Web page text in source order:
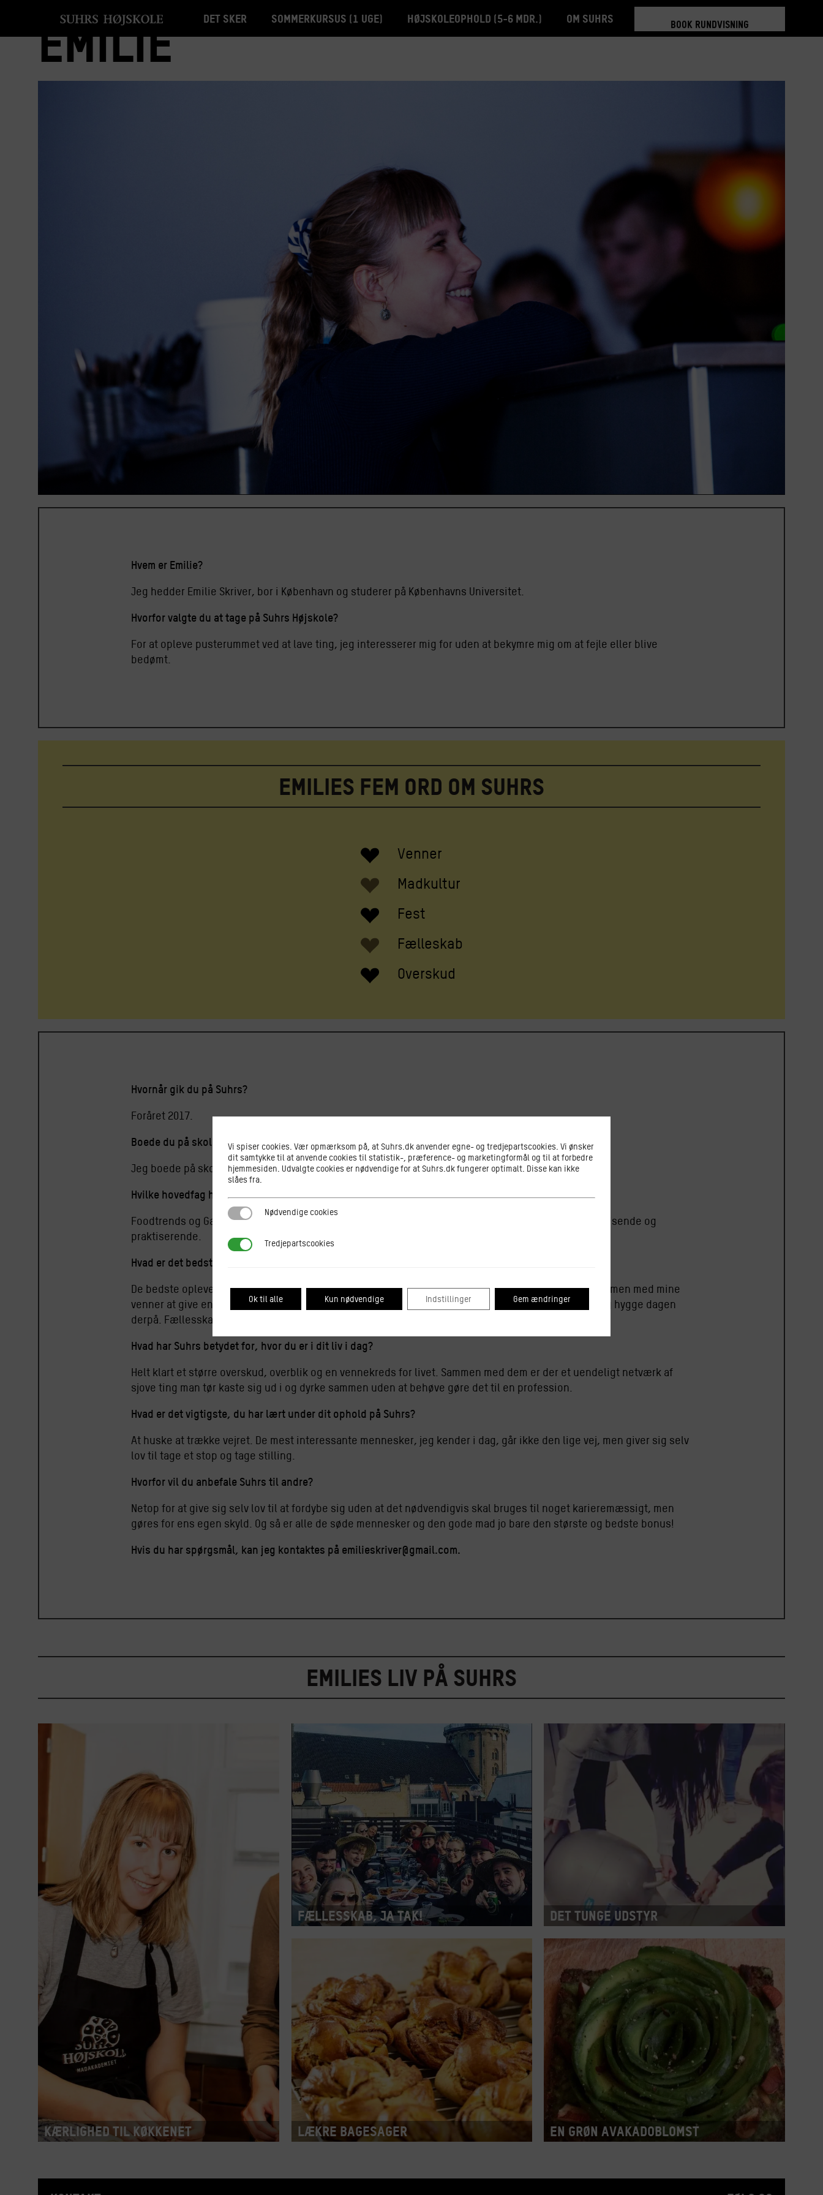
Det sker Sommerkursus (1 uge) Højskoleophold (5-6 mdr.) Om Suhrs
BOOK RUNDVISNING
TILMELD 5-6 MDR.
Emilie
Hvem er Emilie?
Jeg hedder Emilie Skriver, bor i København og studerer på Københavns Universitet.
Hvorfor valgte du at tage på Suhrs Højskole?
For at opleve pusterummet ved at lave ting, jeg interesserer mig for uden at bekymre mig om at fejle eller blive
bedømt.
Emilies fem ord om Suhrs
Venner
Madkultur
Fest
Fælleskab
Overskud
Hvornår gik du på Suhrs?
Foråret 2017.
Boede du på skolen?
Jeg boede på skolen og kunne opleve og bidrage med den gode stemning 24/7!
Hvilke hovedfag havde du?
Foodtrends og Gastro. Det var super at få to vinkler på min interesse for madkultur; både som den spisende og
praktiserende.
Hvad er det bedste minde fra dit ophold?
De bedste oplevelser er kommet i forbindelse med Suhrs pop-up restauranter. De gav mig lov til sammen med mine
venner at give en dejlig madoplevelse til andre. Det sluttedes som regel af med fest og stille og rolig hygge dagen
derpå. Fællesskab på så mange måder!
Hvad har Suhrs betydet for, hvor du er i dit liv i dag?
Helt klart et større overskud, overblik og en vennekreds for livet. Sammen med dem er der et uendeligt netværk af
sjove ting man tør kaste sig ud i og dyrke sammen uden at behøve gøre det til en profession.
Hvad er det vigtigste, du har lært under dit ophold på Suhrs?
At huske at trække vejret. De mest interessante mennesker, jeg kender i dag, går ikke den lige vej, men giver sig selv
lov til tage et stop og tage stilling.
Hvorfor vil du anbefale Suhrs til andre?
Netop for at give sig selv lov til at fordybe sig uden at det nødvendigvis skal bruges til noget karieremæssigt, men
gøres for ens egen skyld. Og så er alle de søde mennesker og den gode mad jo bare den største og bedste bonus!
Hvis du har spørgsmål, kan jeg kontaktes på emilieskriver@gmail.com.
Emilies liv på Suhrs
Kærlighed til køkkenet
Fællesskab, ja tak!
Lækre bagesager
Det tunge udstyr
En grøn avakadoblomst
Vi spiser cookies. Vær opmærksom på, at Suhrs.dk anvender egne- og tredjepartscookies. Vi ønsker
dit samtykke til at anvende cookies til statistik-, præference- og marketingformål og til at forbedre
hjemmesiden. Udvalgte cookies er nødvendige for at Suhrs.dk fungerer optimalt. Disse kan ikke
slåes fra.
Nødvendige cookies
Nødvendige cookies
Tredjepartscookies
Tredjepartscookies
Ok til alle Kun nødvendige Indstillinger Gem ændringer